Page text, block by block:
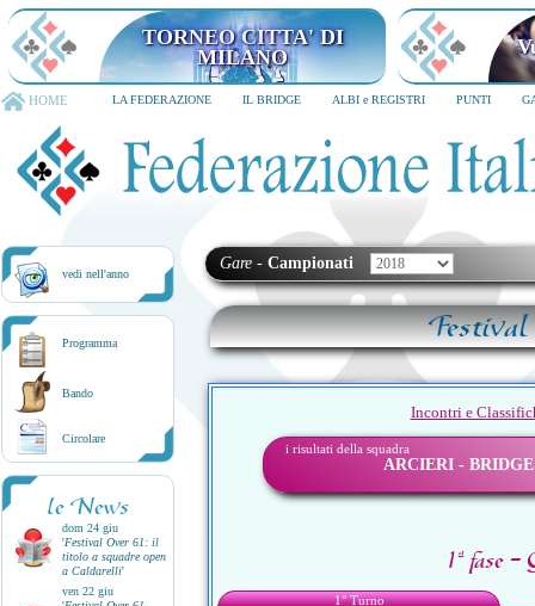
TORNEO CITTA' DI MILANO
6-8 dicembre 2026
HOME LA FEDERAZIONE IL BRIDGE ALBI e REGISTRI PUNTI
vedi nell'anno
Programma
Bando
Circolare
le News
dom 24 giu
'Festival Over 61: il
titolo a squadre open
a Caldarelli'
ven 22 giu
Gare - Campionati
Festival
Incontri e
i risultati della squadra
ARCIERI -
1ª fase
1° Turno